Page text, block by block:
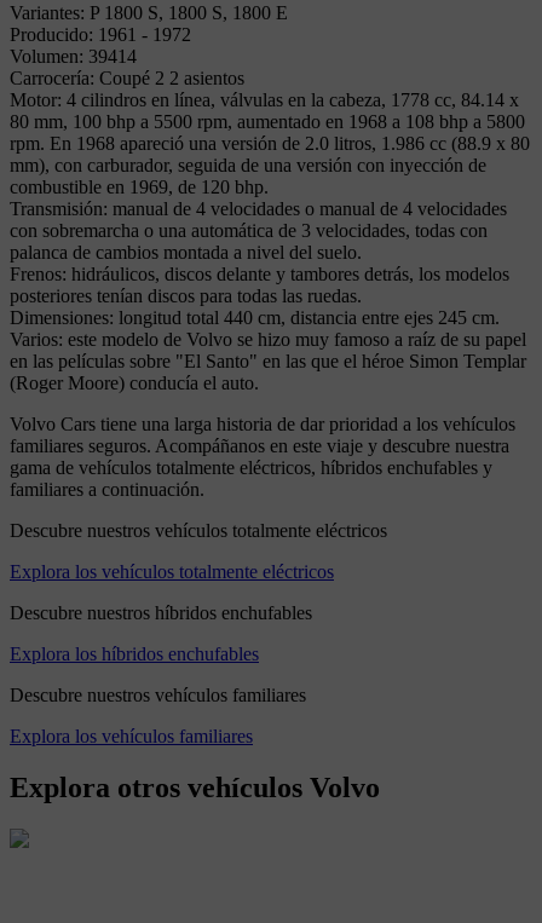
Variantes: P 1800 S, 1800 S, 1800 E
Producido: 1961 - 1972
Volumen: 39414
Carrocería: Coupé 2 2 asientos
Motor: 4 cilindros en línea, válvulas en la cabeza, 1778 cc, 84.14 x
80 mm, 100 bhp a 5500 rpm, aumentado en 1968 a 108 bhp a 5800
rpm. En 1968 apareció una versión de 2.0 litros, 1.986 cc (88.9 x 80
mm), con carburador, seguida de una versión con inyección de
combustible en 1969, de 120 bhp.
Transmisión: manual de 4 velocidades o manual de 4 velocidades
con sobremarcha o una automática de 3 velocidades, todas con
palanca de cambios montada a nivel del suelo.
Frenos: hidráulicos, discos delante y tambores detrás, los modelos
posteriores tenían discos para todas las ruedas.
Dimensiones: longitud total 440 cm, distancia entre ejes 245 cm.
Varios: este modelo de Volvo se hizo muy famoso a raíz de su papel
en las películas sobre "El Santo" en las que el héroe Simon Templar
(Roger Moore) conducía el auto.
Volvo Cars tiene una larga historia de dar prioridad a los vehículos
familiares seguros. Acompáñanos en este viaje y descubre nuestra
gama de vehículos totalmente eléctricos, híbridos enchufables y
familiares a continuación.
Descubre nuestros vehículos totalmente eléctricos
Explora los vehículos totalmente eléctricos
Descubre nuestros híbridos enchufables
Explora los híbridos enchufables
Descubre nuestros vehículos familiares
Explora los vehículos familiares
Explora otros vehículos Volvo